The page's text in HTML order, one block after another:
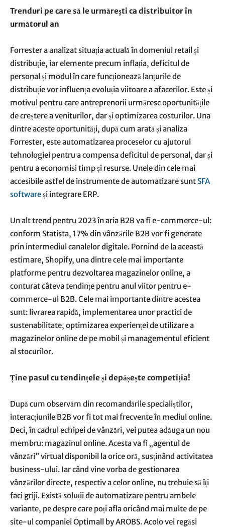
Trenduri pe care să le urmărești ca distribuitor în
următorul an
Forrester a analizat situația actuală în domeniul retail și
distribuție, iar elemente precum inflația, deficitul de
personal și modul în care funcționează lanțurile de
distribuție vor influența evoluția viitoare a afacerilor. Este și
motivul pentru care antreprenorii urmăresc oportunitățile
de creștere a veniturilor, dar și optimizarea costurilor. Una
dintre aceste oportunități, după cum arată și analiza
Forrester, este automatizarea proceselor cu ajutorul
tehnologiei pentru a compensa deficitul de personal, dar și
pentru a economisi timp și resurse. Unele din cele mai
accesibile astfel de instrumente de automatizare sunt SFA
softwareși integrare ERP.
Un alt trend pentru 2023 în aria B2B va fi e-commerce-ul:
conform Statista, 17% din vânzările B2B vor fi generate
prin intermediul canalelor digitale. Pornind de la această
estimare, Shopify, una dintre cele mai importante
platforme pentru dezvoltarea magazinelor online, a
conturat câteva tendințe pentru anul viitor pentru e-
commerce-ul B2B. Cele mai importante dintre acestea
sunt: livrarea rapidă, implementarea unor practici de
sustenabilitate, optimizarea experienței de utilizare a
magazinelor online de pe mobil și managementul eficient
al stocurilor.
Ține pasul cu tendințele și depășește competiția!
După cum observăm din recomandările specialiștilor,
interacțiunile B2B vor fi tot mai frecvente în mediul online.
Deci, în cadrul echipei de vânzări, vei putea adăuga un nou
membru: magazinul online. Acesta va fi „agentul de
vânzări” virtual disponibil la orice oră, susținând activitatea
business-ului. Iar când vine vorba de gestionarea
vânzărilor directe, respectiv a celor online, nu trebuie să îți
faci griji. Există soluții de automatizare pentru ambele
variante, pe despre care poți afla oricând mai multe de pe
site-ul companiei Optimall by AROBS. Acolo vei regăsi